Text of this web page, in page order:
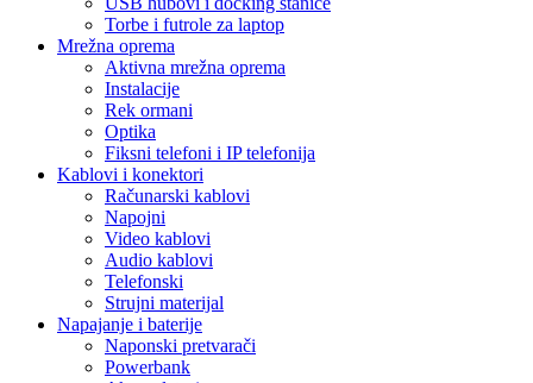
Torbe i futrole za laptop
Mrežna oprema
Aktivna mrežna oprema
Instalacije
Rek ormani
Optika
Fiksni telefoni i IP telefonija
Kablovi i konektori
Računarski kablovi
Napojni
Video kablovi
Audio kablovi
Telefonski
Strujni materijal
Napajanje i baterije
Naponski pretvarači
Powerbank